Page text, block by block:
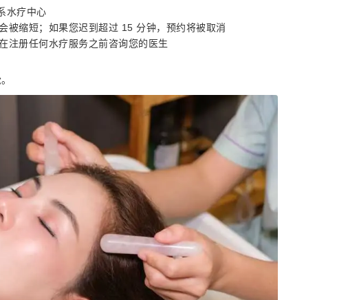
水疗中心
被缩短；如果您迟到超过 15 分钟，预约将被取消
注册任何水疗服务之前咨询您的医生